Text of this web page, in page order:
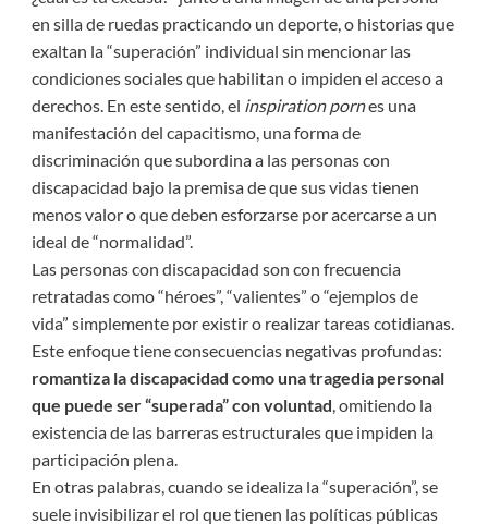
en silla de ruedas practicando un deporte, o historias que
exaltan la “superación” individual sin mencionar las
condiciones sociales que habilitan o impiden el acceso a
derechos. En este sentido, el inspiration pornes una
manifestación del capacitismo, una forma de
discriminación que subordina a las personas con
discapacidad bajo la premisa de que sus vidas tienen
menos valor o que deben esforzarse por acercarse a un
ideal de “normalidad”.
Las personas con discapacidad son con frecuencia
retratadas como “héroes”, “valientes” o “ejemplos de
vida” simplemente por existir o realizar tareas cotidianas.
Este enfoque tiene consecuencias negativas profundas:
romantiza la discapacidad como una tragedia personal
que puede ser “superada” con voluntad , omitiendo la
existencia de las barreras estructurales que impiden la
participación plena.
En otras palabras, cuando se idealiza la “superación”, se
suele invisibilizar el rol que tienen las políticas públicas